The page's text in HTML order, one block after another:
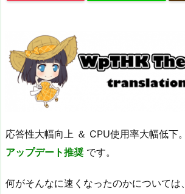
応答性大幅向上 ＆ CPU使用率大幅低下。
アップデート推奨 です。
何がそんなに速くなったのかについては、